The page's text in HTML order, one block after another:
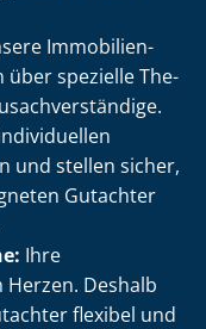
Im­mo­bi­li­en­
über spezielle The­
und stellen sicher,
Gutachter
Ihre
Deshalb
flexibel und